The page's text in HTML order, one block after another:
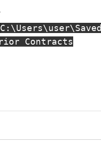
C:\Users\user\Saved
Contracts